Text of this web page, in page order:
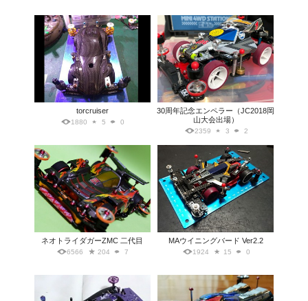
torcruiser
1880 5 0
30周年記念エンペラー（JC2018岡
山大会出場）
2359 3 2
ネオトライダガーZMC 二代目
6566 204 7
MAウイニングバード Ver2.2
1924 15 0